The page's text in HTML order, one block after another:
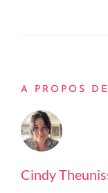
A PROPOS
Cindy